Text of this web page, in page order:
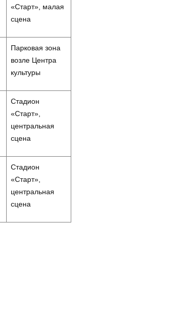
«Старт», малая
сцена
Парковая зона
возле Центра
культуры
Стадион
«Старт»,
центральная
сцена
Стадион
«Старт»,
центральная
сцена